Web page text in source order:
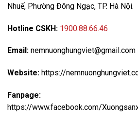
Nhuế, Phường Đông Ngạc, TP. Hà Nội.
Hotline CSKH: 1900.88.66.46
Email: nemnuonghungviet@gmail.com
Website: https://
Fanpage:
https://www.facebook.com/